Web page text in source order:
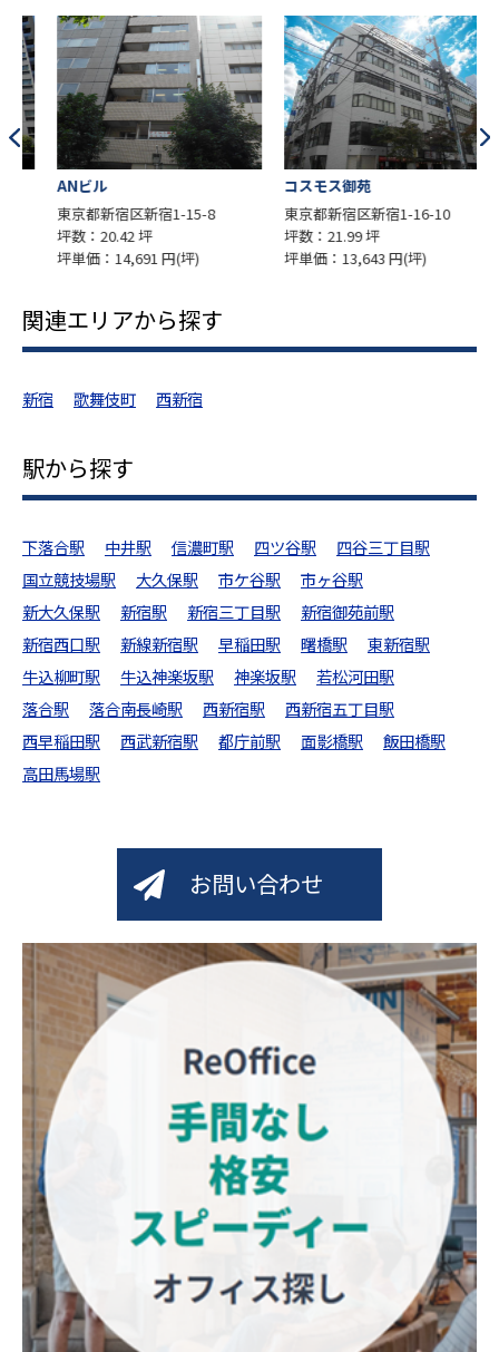
ANビル
東京都新宿区新宿1-15-8
坪数：20.42 坪
坪単価：14,691 円(坪)
コスモス御苑
東京都新宿区新宿1-16-10
坪数：21.99 坪
坪単価：13,643 円(坪)
関連エリアから探す
新宿 歌舞伎町 西新宿
駅から探す
下落合駅 中井駅 信濃町駅 四ツ谷駅
四谷三丁目駅
国立競技場駅
大久保駅 市ケ谷駅
市ヶ谷駅
新大久保駅
新宿駅 新宿三丁目駅
新宿御苑前駅
新宿西口駅
新線新宿駅 早稲田駅 曙橋駅
東新宿駅
牛込柳町駅
牛込神楽坂駅 神楽坂駅
若松河田駅
落合駅
落合南長崎駅 西新宿駅
西新宿五丁目駅
西早稲田駅
西武新宿駅 都庁前駅 面影橋駅
飯田橋駅
高田馬場駅
お問い合わせ